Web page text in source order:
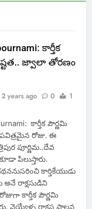
కార్తీక
జ్వాలా తోరణం
2 years ago 0
1
కార్తీక పౌర్ణమి
రోజు. ఈ
పూర్ణిమ..దేవ
పిలుస్తారు.
కార్తికేయుడు
అనే రాక్షసుడిని
కార్తీక పౌర్ణమి
వెయ్యేళ్ళ రాక్షస పాలన